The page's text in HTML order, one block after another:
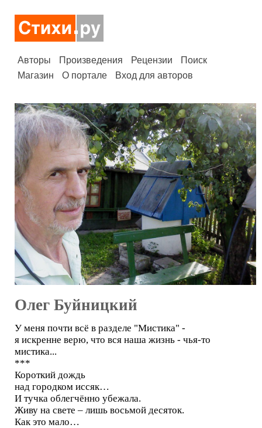
Авторы Произведения Рецензии
Поиск
Магазин
О портале Вход для авторов
Олег Буйницкий
У меня почти всё в разделе "Мистика" -
я искренне верю, что вся наша жизнь - чья-то
мистика...
***
Короткий дождь
над городком иссяк…
И тучка облегчённо убежала.
Живу на свете – лишь восьмой десяток.
Как это мало…